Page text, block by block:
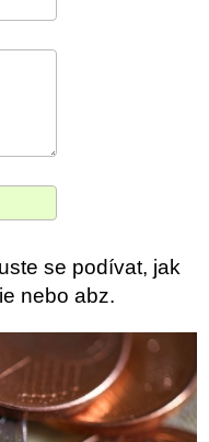
se podívat, jak
nebo abz.